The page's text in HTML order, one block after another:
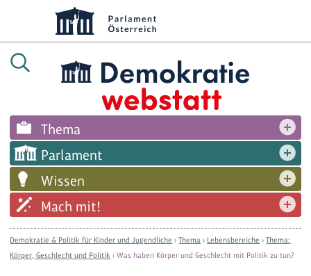
Thema
Parlament
Wissen
Mach mit!
Demokratie & Politik für Kinder und Jugendliche ›Thema › Lebensbereiche ›Thema:
Körper, Geschlecht und Politik ›Was haben Körper und Geschlecht mit Politik zu tun?